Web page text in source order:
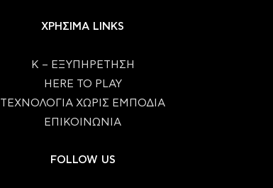
ΧΡΗΣΙΜΑ LINKS
Κ – ΕΞΥΠΗΡΕΤΗΣΗ
HERE TO PLAY
ΤΕΧΝΟΛΟΓΙΑ ΧΩΡΙΣ ΕΜΠΟΔΙΑ
ΕΠΙΚΟΙΝΩΝΙΑ
FOLLOW US